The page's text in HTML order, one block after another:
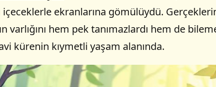
içeceklerle ekranlarına gömülüydü.
varlığını hem pek tanımazlardı hem de
kürenin kıymetli yaşam alanında.